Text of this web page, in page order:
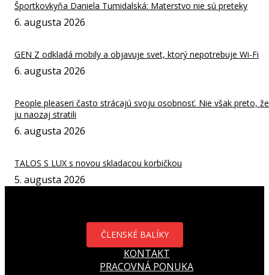
Športkovkyňa Daniela Tumidalská: Materstvo nie sú preteky
6. augusta 2026
GEN Z odkladá mobily a objavuje svet, ktorý nepotrebuje Wi-Fi
6. augusta 2026
People pleaseri často strácajú svoju osobnosť. Nie však preto,
ju naozaj stratili
6. augusta 2026
TALOS S LUX s novou skladacou korbičkou
5. augusta 2026
ČLENSKÉ BALÍKY
KONTAKT
PRACOVNÁ PONUKA